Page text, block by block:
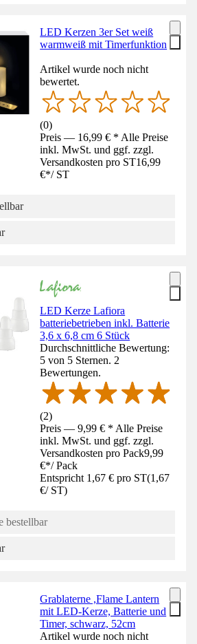
LED Kerzen 3er Set weiß
warmweiß mit Timerfunktion
Artikel wurde noch nicht
bewertet.
(0)
Preis — 16,99 € * Alle Preise
inkl. MwSt. und ggf. zzgl.
Versandkosten pro ST16,99
€*/ ST
LED Kerze Lafiora
batteriebetrieben inkl. Batterie
3,6 x 6,8 cm 6 Stück
Durchschnittliche Bewertung:
5 von 5 Sternen. 2
Bewertungen.
(2)
Preis — 9,99 € * Alle Preise
inkl. MwSt. und ggf. zzgl.
Versandkosten pro Pack9,99
€*/ Pack
Entspricht 1,67 € pro ST(1,67
€/ ST)
bestellbar
Grablaterne ,Flame Lantern
mit LED-Kerze, Batterie und
Timer, schwarz, 52cm
Artikel wurde noch nicht